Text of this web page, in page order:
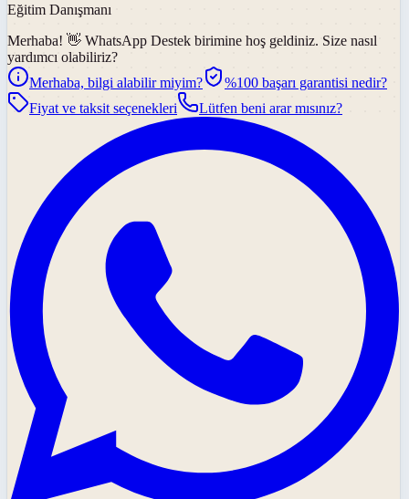
Eğitim Danışmanı
Merhaba! 👋 WhatsApp Destek birimine hoş geldiniz. Size nasıl
yardımcı olabiliriz?
Merhaba, bilgi alabilir miyim?
%100 başarı garantisi nedir?
Fiyat ve taksit seçenekleri
Lütfen beni arar mısınız?